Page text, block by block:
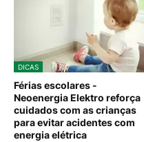
DICAS
Férias escolares -
Neoenergia Elektro reforça
cuidados com as crianças
para evitar acidentes com
energia elétrica